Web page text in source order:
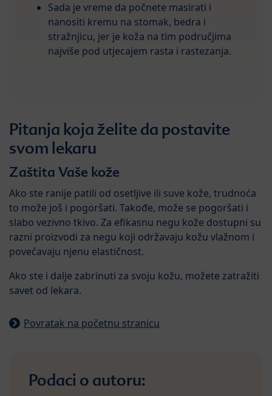
Sada je vreme da počnete masirati i
nanositi kremu na stomak, bedra i
stražnjicu, jer je koža na tim područjima
najviše pod utjecajem rasta i rastezanja.
Pitanja koja želite da postavite
svom lekaru
Zaštita Vaše kože
Ako ste ranije patili od osetljive ili suve kože, trudnoća
to može još i pogoršati. Takođe, može se pogoršati i
slabo vezivno tkivo. Za efikasnu negu kože dostupni su
razni proizvodi za negu koji održavaju kožu vlažnom i
povećavaju njenu elastičnost.
Ako ste i dalje zabrinuti za svoju kožu, možete zatražiti
savet od lekara.
Povratak na početnu stranicu
Podaci o autoru: